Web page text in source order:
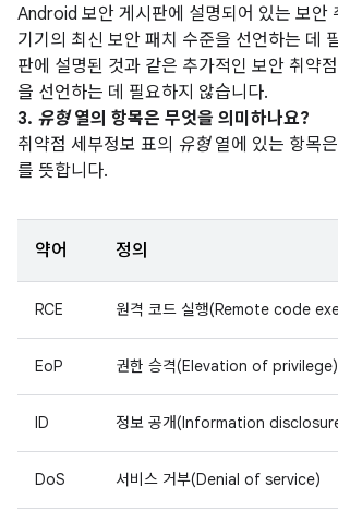
Android 보안 게시판에 설명되어 있는 보안
기기의 최신 보안 패치 수준을 선언하는 데
판에 설명된 것과 같은 추가적인 보안 취약
을 선언하는 데 필요하지 않습니다.
3. 유형열의 항목은 무엇을 의미하나요?
취약점 세부정보 표의 유형열에 있는 항목
를 뜻합니다.
약어 정의
RCE 원격 코드 실행(Remote code
EoP 권한 승격(Elevation of privilege)
ID 정보 공개(Information
DoS 서비스 거부(Denial of service)